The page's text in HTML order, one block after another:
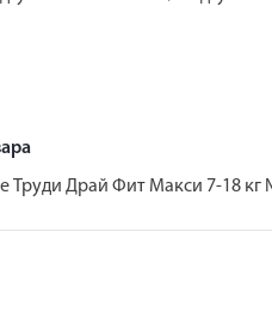
Труди Драй Фит Макси 7-18 кг